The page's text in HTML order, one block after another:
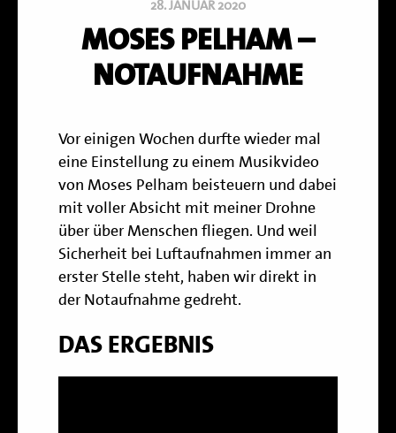
28. JANUAR 2020
MOSES PELHAM –
NOTAUFNAHME
Vor einigen Wochen durfte wieder mal
eine Einstellung zu einem Musikvideo
von Moses Pelham beisteuern und dabei
mit voller Absicht mit meiner Drohne
über über Menschen fliegen. Und weil
Sicherheit bei Luftaufnahmen immer an
erster Stelle steht, haben wir direkt in
der Notaufnahme gedreht.
DAS ERGEBNIS